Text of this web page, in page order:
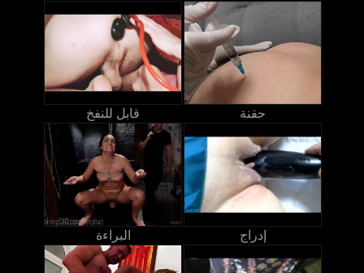
قابل للنفخ حقنة
البراءة إدراج